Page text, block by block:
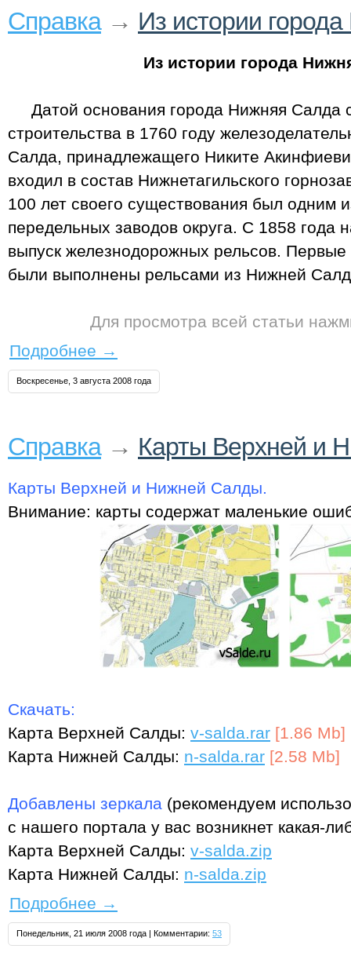
Справка→ Из истории
Из истории города
Датой основания города Нижняя Салда
строительства в 1760 году
Салда, принадлежащего Никите
входил в состав Нижнетагильского
100 лет своего существования был одним
передельных заводов округа. С 1858 года
выпуск железнодорожных рельсов.
были выполнены рельсами из Нижней
Для просмотра всей статьи
Подробнее →
Воскресенье, 3 августа 2008 года
Справка→ Карты Верхней и
Карты Верхней и Нижней Салды.
Внимание: карты содержат маленькие
Скачать:
Карта Верхней Салды: v-salda.rar [1.86 Mb]
Карта Нижней Салды: n-salda.rar [2.58 Mb]
Добавлены зеркала (рекомендуем
с нашего портала у вас возникнет какая-
Карта Верхней Салды: v-salda.zip
Карта Нижней Салды: n-salda.zip
Подробнее →
Понедельник, 21 июля 2008 года | Комментарии: 53